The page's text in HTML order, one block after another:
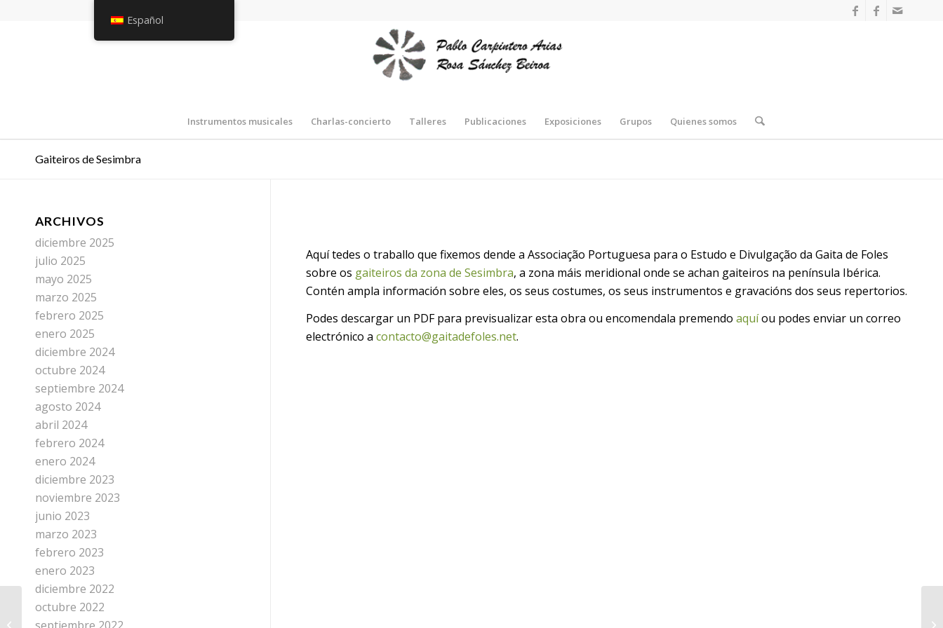
Instrumentos musicales Charlas-concierto Talleres Publicaciones Exposiciones Grupos Quienes somos
Gaiteiros de Sesimbra
Aquí tedes o traballo que fixemos dende a Associação Portuguesa para o Estudo e Divulgação da Gaita de Foles
sobre os gaiteiros da zona de Sesimbra, a zona máis meridional onde se achan gaiteiros na península Ibérica.
Contén ampla información sobre eles, os seus costumes, os seus instrumentos e gravacións dos seus repertorios.
Podes descargar un PDF para previsualizar esta obra ou encomendala premendo aquíou podes enviar un correo
electrónico a contacto@gaitadefoles.net.
ARCHIVOS
diciembre 2025
julio 2025
mayo 2025
marzo 2025
febrero 2025
enero 2025
diciembre 2024
octubre 2024
septiembre 2024
agosto 2024
abril 2024
febrero 2024
enero 2024
diciembre 2023
noviembre 2023
junio 2023
marzo 2023
febrero 2023
enero 2023
diciembre 2022
octubre 2022
Noveno curso de
Español